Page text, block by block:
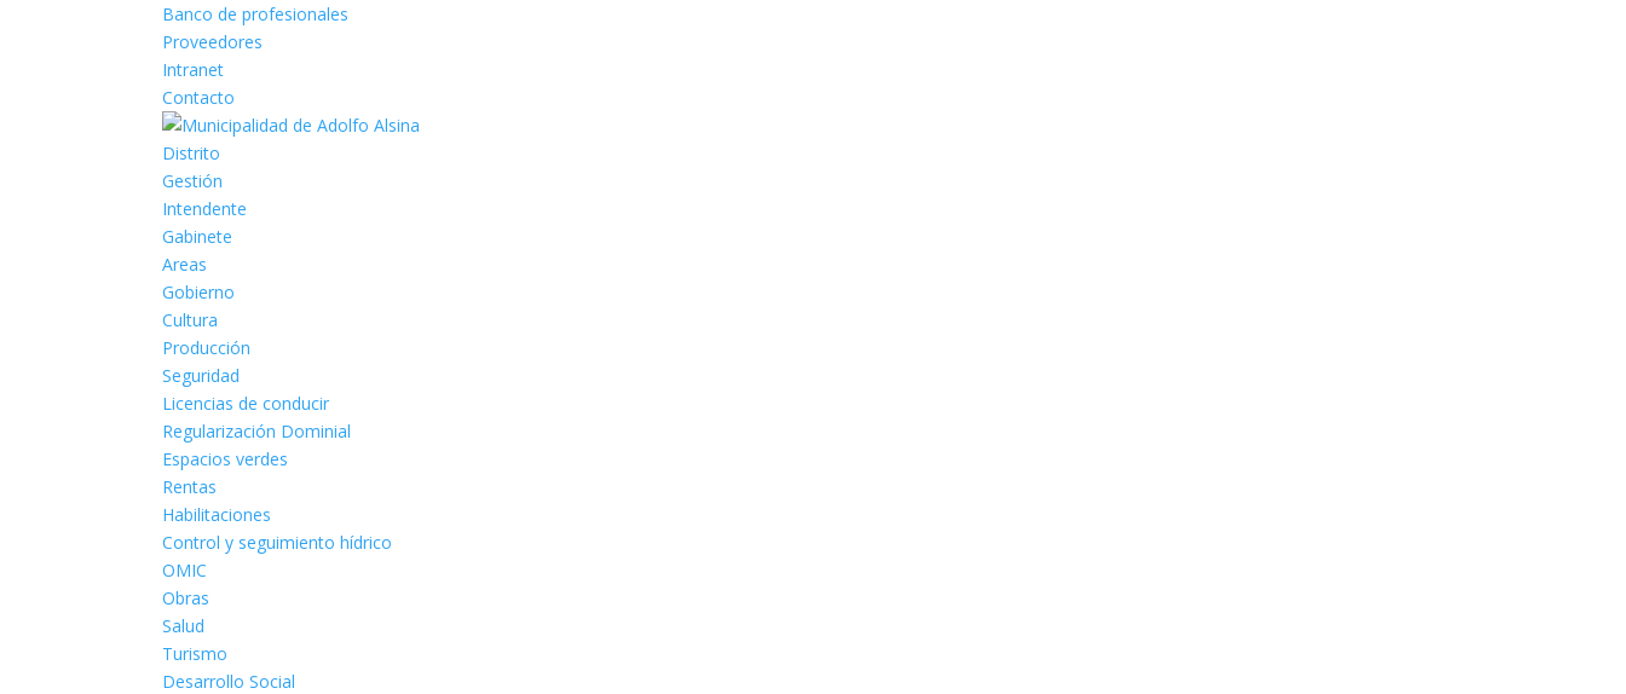
Banco de profesionales
Proveedores
Intranet
Contacto
Distrito
Gestión
Intendente
Gabinete
Areas
Gobierno
Cultura
Producción
Seguridad
Licencias de conducir
Regularización Dominial
Espacios verdes
Rentas
Habilitaciones
Control y seguimiento hídrico
OMIC
Obras
Salud
Turismo
Desarrollo Social